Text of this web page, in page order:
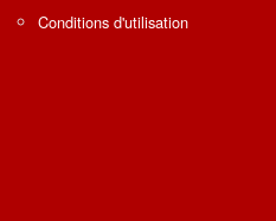
Conditions d'utilisation